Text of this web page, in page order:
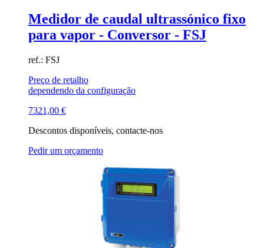
Medidor de caudal ultrassónico fixo
para vapor - Conversor - FSJ
ref.: FSJ
Preço de retalho
dependendo da configuração
7321,00 €
Descontos disponíveis, contacte-nos
Pedir um orçamento